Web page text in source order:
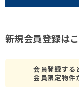
新規会員登録は
会員登録する
会員限定物件